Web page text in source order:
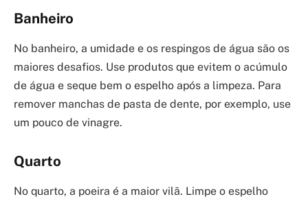
Banheiro
No banheiro, a umidade e os respingos de água são os
maiores desafios. Use produtos que evitem o acúmulo
de água e seque bem o espelho após a limpeza. Para
remover manchas de pasta de dente, por exemplo, use
um pouco de vinagre.
Quarto
No quarto, a poeira é a maior vilã. Limpe o espelho